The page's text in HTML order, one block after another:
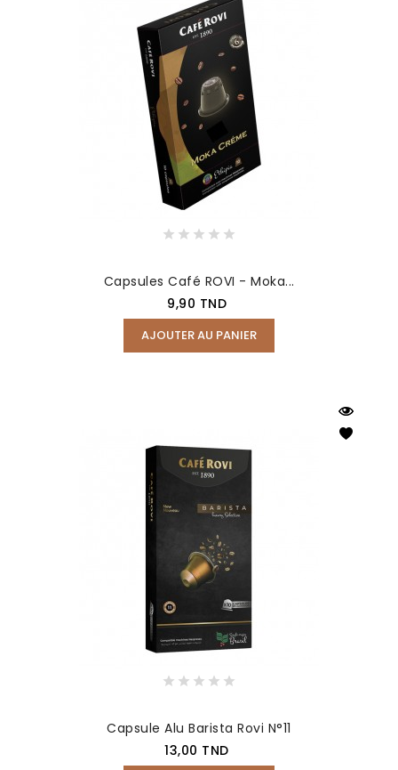
Capsules Café ROVI - Moka...
Prix
9,90 TND
AJOUTER AU PANIER
Capsule Alu Barista Rovi N°11
Prix
13,00 TND